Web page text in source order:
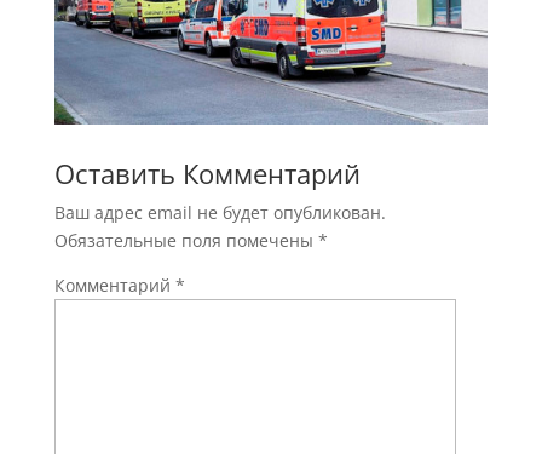
Оставить Комментарий
Ваш адрес email не будет опубликован.
Обязательные поля помечены *
Комментарий *